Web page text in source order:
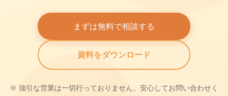
まずは無料で相談する
資料をダウンロード
※ 強引な営業は一切行っておりません。安心してお問い合わせく